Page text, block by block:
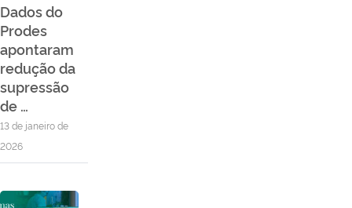
Dados do
Prodes
apontaram
redução da
supressão
de …
13 de janeiro de
2026